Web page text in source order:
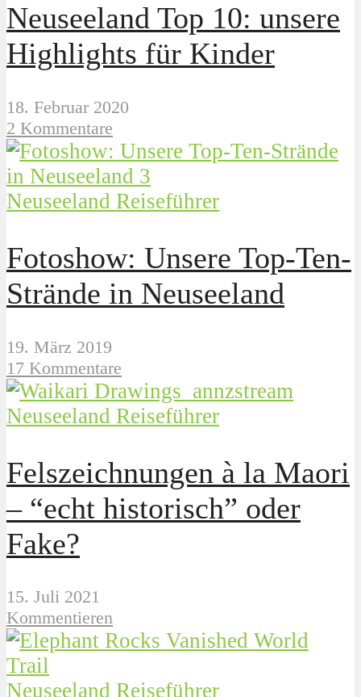
Neuseeland Top 10: unsere
Highlights für Kinder
18. Februar 2020
2 Kommentare
Neuseeland Reiseführer
Fotoshow: Unsere Top-Ten-
Strände in Neuseeland
19. März 2019
17 Kommentare
Neuseeland Reiseführer
Felszeichnungen à la Maori
– “echt historisch” oder
Fake?
15. Juli 2021
Kommentieren
Neuseeland Reiseführer